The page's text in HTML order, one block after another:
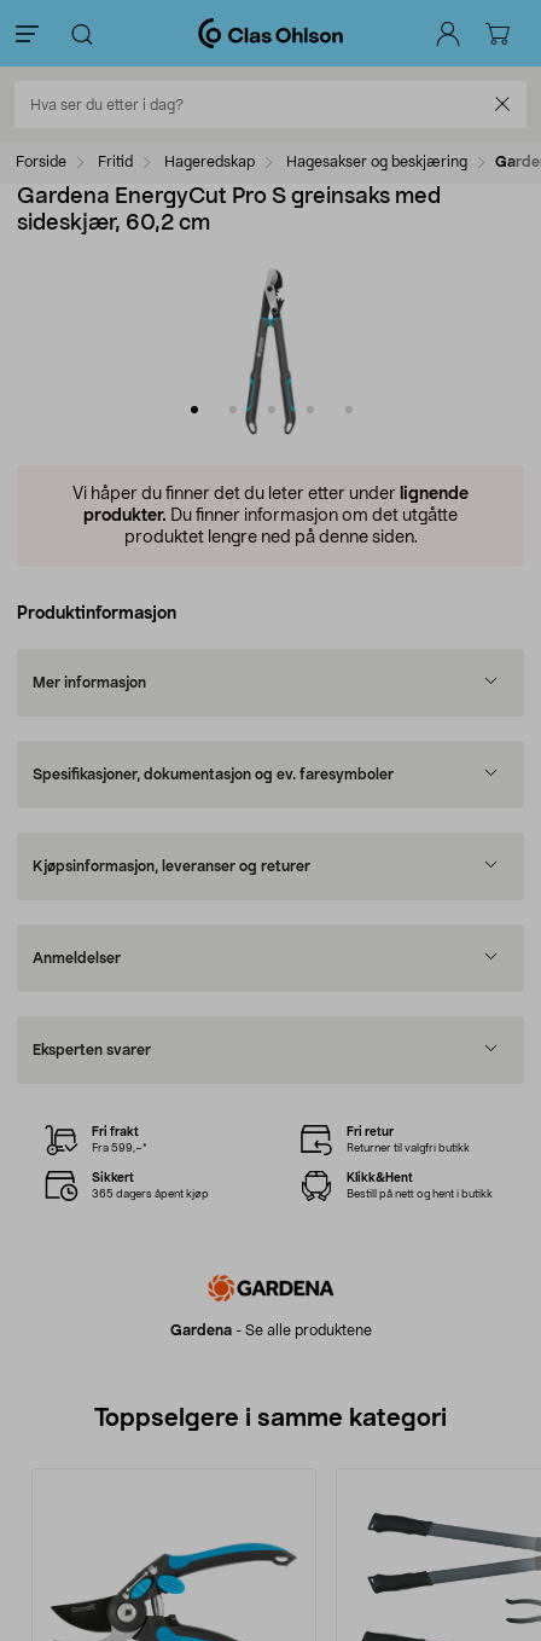
Forside Fritid Hageredskap Hagesakser og beskjæring
Gardena EnergyCut Pro S greinsaks med
sideskjær, 60,2 cm
Vi håper du finner det du leter etter under lignende
produkter. Du finner informasjon om det utgåtte
produktet lengre ned på denne siden.
Produktinformasjon
Mer informasjon
Spesifikasjoner, dokumentasjon og ev. faresymboler
Kjøpsinformasjon, leveranser og returer
Anmeldelser
Eksperten svarer
Gardena- Se alle produktene
Fri frakt
Fra 599,–*
Fri retur
Returner til valgfri butikk
Sikkert
365 dagers åpent kjøp
Klikk&Hent
Bestill på nett og hent i butikk
Toppselgere i samme kategori